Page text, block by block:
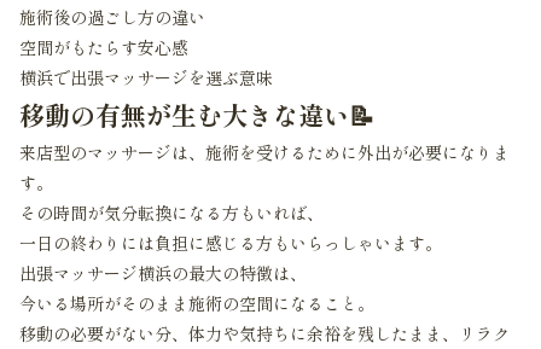
施術後の過ごし方の違い
空間がもたらす安心感
横浜で出張マッサージを選ぶ意味
移動の有無が生む大きな違い📝
来店型のマッサージは、施術を受けるために外出が必要になりま
す。
その時間が気分転換になる方もいれば、
一日の終わりには負担に感じる方もいらっしゃいます。
出張マッサージ横浜の最大の特徴は、
今いる場所がそのまま施術の空間になること。
移動の必要がない分、体力や気持ちに余裕を残したまま、リラク